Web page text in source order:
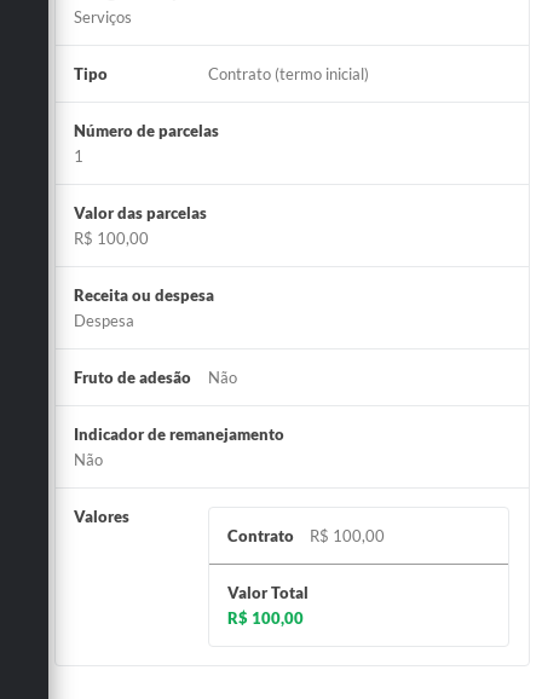
Serviços
Tipo Contrato (termo inicial)
Número de parcelas
1
Valor das parcelas
R$ 100,00
Receita ou despesa
Despesa
Fruto de adesão Não
Indicador de remanejamento
Não
Valores
Contrato
R$ 100,00
Valor Total
R$ 100,00